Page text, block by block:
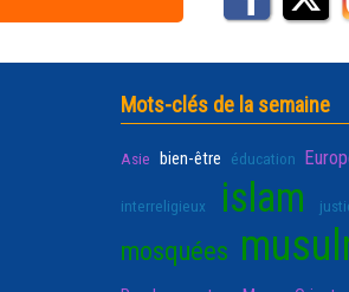
Mots-clés de la semaine
Asie bien-être éducation
interreligieux islam
mosquées